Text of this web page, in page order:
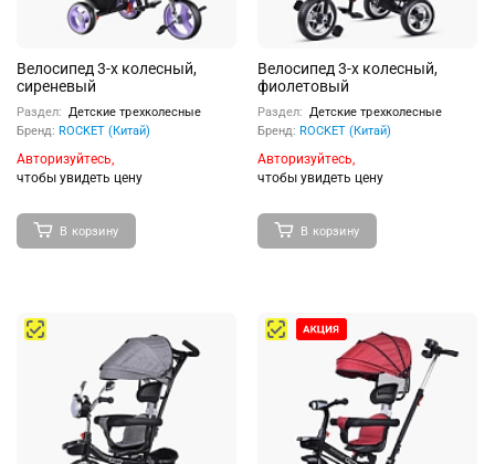
Велосипед 3-х колесный,
сиреневый
Раздел: Детские трехколесные
Бренд: ROCKET (Китай)
Авторизуйтесь,
чтобы увидеть цену
В корзину
Велосипед 3-х колесный,
фиолетовый
Раздел: Детские трехколесные
Бренд: ROCKET (Китай)
Авторизуйтесь,
чтобы увидеть цену
В корзину